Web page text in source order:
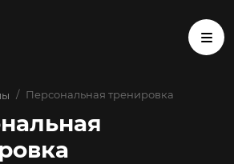
Персональная тренировка